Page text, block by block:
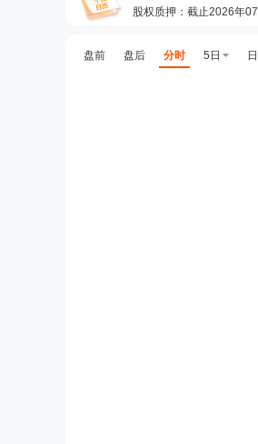
股权质押 ： 截止2026年
股权质押： 截止2026年
股权质押：截止2026年
盘前 盘后 分时 5日